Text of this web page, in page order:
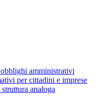
amministrativi
per cittadini e imprese
analoga